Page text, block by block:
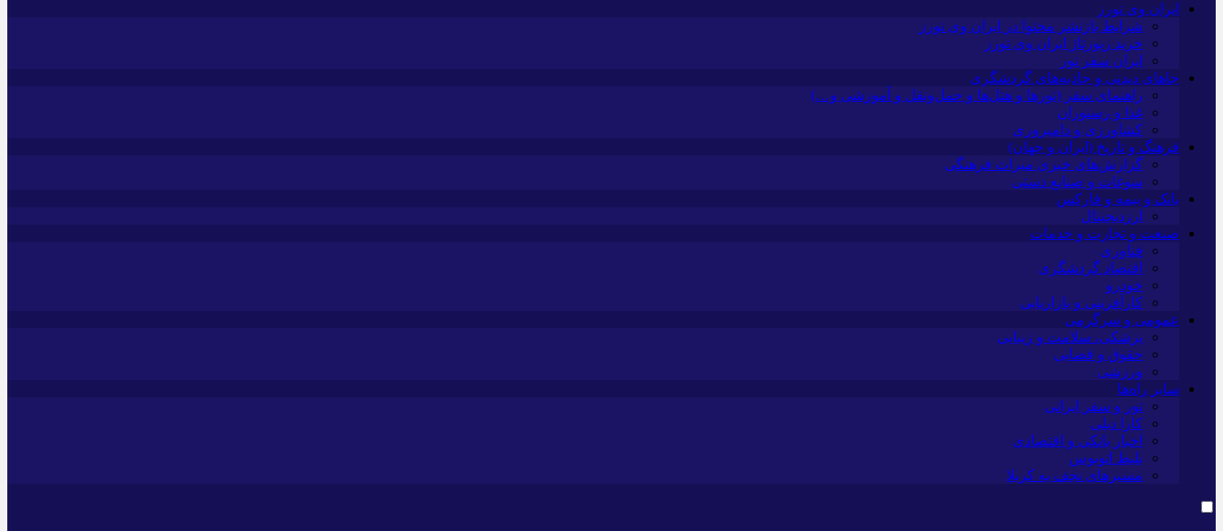
ایران وی تورز
شرایط بازنشر محتوا در ایران وی تورز
خرید رپورتاژ ایران وی تورز
ایران سفر تور
جاهای دیدنی و جاذبه‌های گردشگری
راهنمای سفر (تورها و هتل‌ها و حمل‌و‌نقل و آموزشی و…)
غذا و رستوران
کشاورزی و دامپروری
فرهنگ و تاریخ (ایران و جهان)
گزارش‌های خبری میراث فرهنگی
سوغات و صنایع دستی
بانک و بیمه و فارکس
ارزدیجیتال
صنعت و تجارت و خدمات
فناوری
اقتصاد گردشگری
خودرو
کارآفرینی و بازاریابی
عمومی و سرگرمی
پزشکی، سلامت و زیبایی
حقوق و قضایی
ورزشی
سایر راه‌ها
تور و سفر ایرانی
کارا دیلی
اخبار بانکی و اقتصادی
بلیط اتوبوس
مسیرهای نجف به کربلا